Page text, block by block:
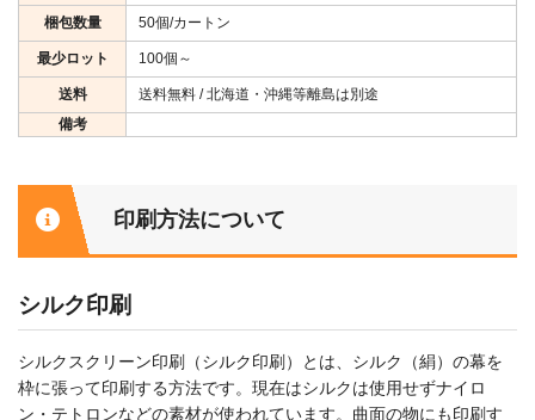
梱包数量 50個/カートン
最少ロット 100個～
送料
送料無料 / 北海道・沖縄等離島は別途
備考
印刷方法について
シルク印刷
シルクスクリーン印刷（シルク印刷）とは、シルク（絹）の幕を
枠に張って印刷する方法です。現在はシルクは使用せずナイロ
ン・テトロンなどの素材が使われています。曲面の物にも印刷す